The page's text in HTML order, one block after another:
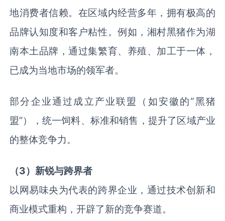
地消费者信赖。在区域内经营多年，拥有极高的
品牌认知度和客户粘性。例如，湘村黑猪作为湖
南本土品牌，通过集繁育、养殖、加工于一体，
已成为当地市场的领军者。
部分企业通过成立产业联盟（如安徽的“黑猪
盟”），统一饲料、标准和销售，提升了区域产业
的整体竞争力。
（3）新锐与跨界者
以网易味央为代表的跨界企业，通过技术创新和
商业模式重构，开辟了新的竞争赛道。